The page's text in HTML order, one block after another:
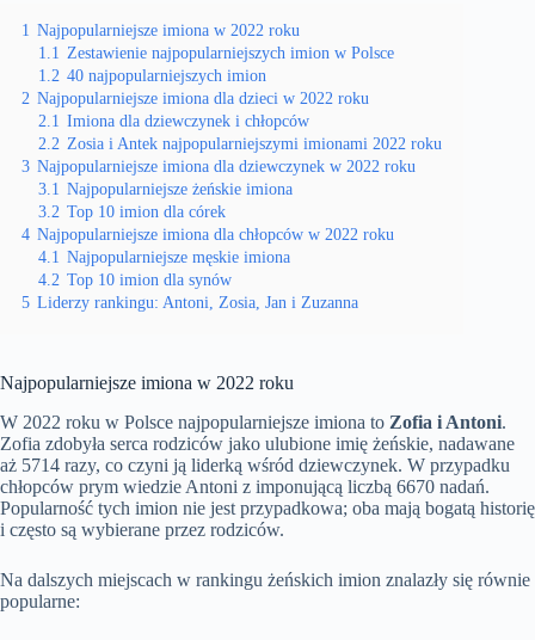
1 Najpopularniejsze imiona w 2022 roku
1.1 Zestawienie najpopularniejszych imion w Polsce
1.2 40 najpopularniejszych imion
2 Najpopularniejsze imiona dla dzieci w 2022 roku
2.1 Imiona dla dziewczynek i chłopców
2.2 Zosia i Antek najpopularniejszymi imionami 2022 roku
3 Najpopularniejsze imiona dla dziewczynek w 2022 roku
3.1 Najpopularniejsze żeńskie imiona
3.2 Top 10 imion dla córek
4 Najpopularniejsze imiona dla chłopców w 2022 roku
4.1 Najpopularniejsze męskie imiona
4.2 Top 10 imion dla synów
5 Liderzy rankingu: Antoni, Zosia, Jan i Zuzanna
Najpopularniejsze imiona w 2022 roku
W 2022 roku w Polsce najpopularniejsze imiona to Zofia i Antoni.
Zofia zdobyła serca rodziców jako ulubione imię żeńskie, nadawane
aż 5714 razy, co czyni ją liderką wśród dziewczynek. W przypadku
chłopców prym wiedzie Antoni z imponującą liczbą 6670 nadań.
Popularność tych imion nie jest przypadkowa; oba mają bogatą historię
i często są wybierane przez rodziców.
Na dalszych miejscach w rankingu żeńskich imion znalazły się równie
popularne: